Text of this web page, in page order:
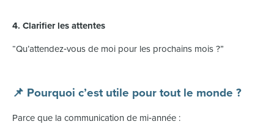
4. Clarifier les attentes
“Qu’attendez‑vous de moi pour les prochains mois ?”
📌 Pourquoi c’est utile pour tout le monde ?
Parce que la communication de mi‑année :